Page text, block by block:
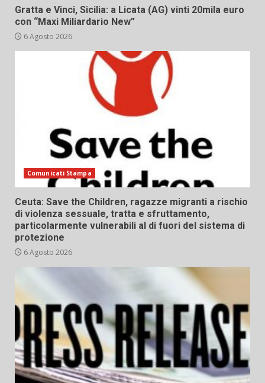
Gratta e Vinci, Sicilia: a Licata (AG) vinti 20mila euro
con “Maxi Miliardario New”
6 Agosto 2026
Comunicati Stampa
Ceuta: Save the Children, ragazze migranti a rischio
di violenza sessuale, tratta e sfruttamento,
particolarmente vulnerabili al di fuori del sistema di
protezione
6 Agosto 2026